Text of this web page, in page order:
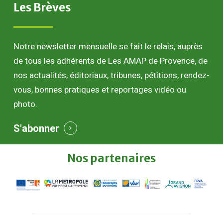
Les Brèves
Notre newsletter mensuelle se fait le relais, auprès
de tous les adhérents de Les AMAP de Provence, de
nos actualités, éditoriaux, tribunes, pétitions, rendez-
vous, bonnes pratiques et reportages vidéo ou
photo.
S'abonner
Nos partenaires